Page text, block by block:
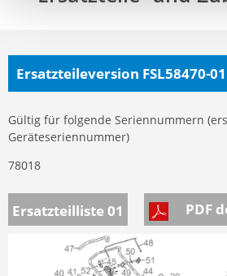
Ersatzteileversion FSL58470-01
Gültig für folgende Seriennummern
Geräteseriennummer)
78018
Ersatzteilliste 01 PDF